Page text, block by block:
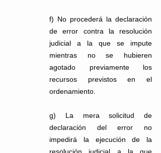
f) No procederá la declaración
de error contra la resolución
judicial a la que se impute
mientras no se hubieren
agotado previamente los
recursos previstos en el
ordenamiento.
g) La mera solicitud de
declaración del error no
impedirá la ejecución de la